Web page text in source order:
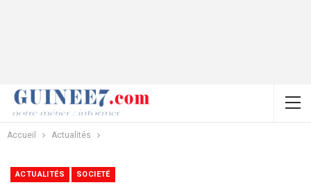
Accueil Actualités
ACTUALITÉS SOCIETÉ